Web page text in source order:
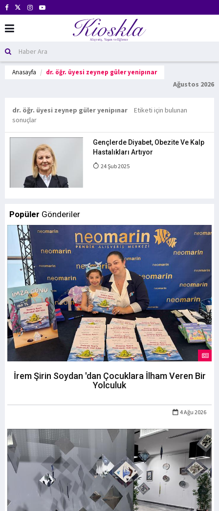
Anasayfa dr. öğr. üyesi zeynep güler yenipınar
Ağustos 2026
dr. öğr. üyesi zeynep güler yenipınar
Etiketi için bulunan
sonuçlar
Gençlerde Diyabet, Obezite Ve Kalp
Hastalıkları Artıyor
24 Şub 2025
Popüler Gönderiler
İrem Şirin Soydan 'dan Çocuklara İlham Veren Bir
Yolculuk
4 Ağu 2026